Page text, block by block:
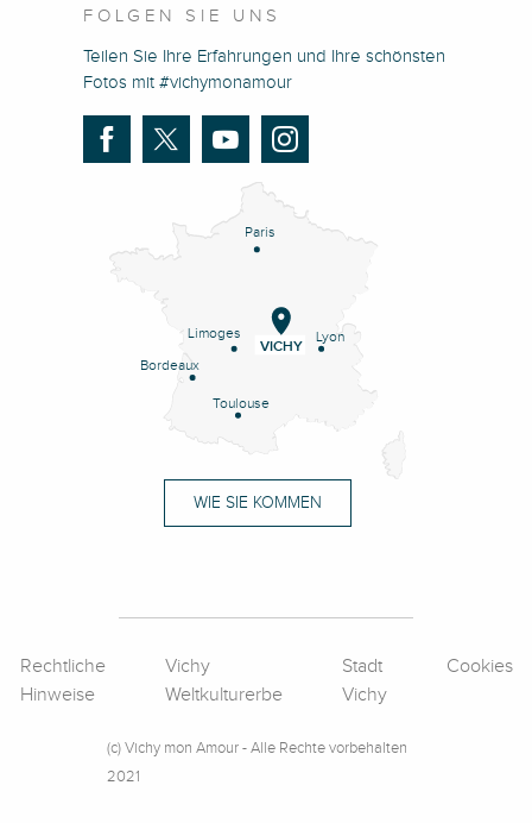
FOLGEN SIE UNS
Teilen Sie Ihre Erfahrungen und Ihre schönsten
Fotos mit #vichymonamour
Paris
Lyon
Limoges
Bordeaux
Toulouse
VICHY
WIE SIE KOMMEN
Rechtliche
Hinweise
Vichy
Weltkulturerbe
Stadt
Vichy
Cookies
(c) Vichy mon Amour - Alle Rechte vorbehalten
2021